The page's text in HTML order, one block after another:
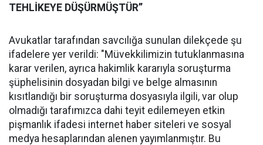
TEHLİKEYE DÜŞÜRMÜŞTÜR’’
Avukatlar tarafından savcılığa sunulan dilekçede şu
ifadelere yer verildi: "Müvekkilimizin tutuklanmasına
karar verilen, ayrıca hakimlik kararıyla soruşturma
şüphelisinin dosyadan bilgi ve belge almasının
kısıtlandığı bir soruşturma dosyasıyla ilgili, var olup
olmadığı tarafımızca dahi teyit edilemeyen etkin
pişmanlık ifadesi internet haber siteleri ve sosyal
medya hesaplarından alenen yayımlanmıştır. Bu